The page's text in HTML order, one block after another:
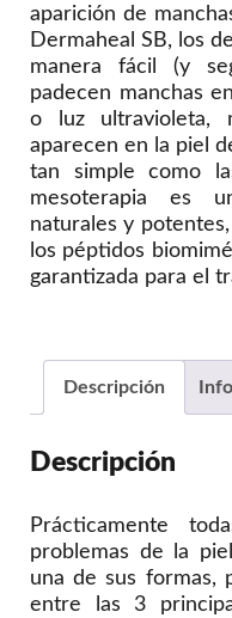
aparición de
Dermaheal SB, los
manera fácil (y
padecen manchas
o luz ultravioleta,
aparecen en la piel
tan simple como
mesoterapia es
naturales y
los péptidos
garantizada para el
Descripción
Descripción
Prácticamente
problemas de la
una de sus formas,
entre las 3